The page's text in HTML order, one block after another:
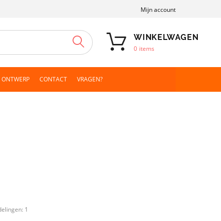
Mijn account
ZOEKEN WINKELWAGEN
0 items
CONTACT VRAGEN?
1